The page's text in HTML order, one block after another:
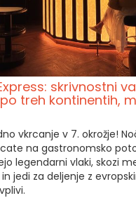
skrivnostni
treh kontinentih,
vkrcanje v 7. okrožje!
na gastronomsko
legendarni vlaki, skozi
jedi za deljenje z